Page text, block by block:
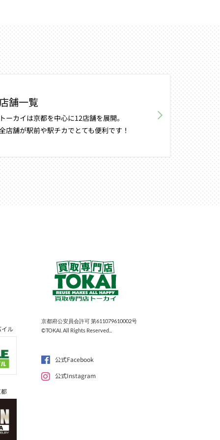
舗一覧
ーカイは京都を中心に12店舗を展開。
店舗が駅前や駅チカでとても便利です！
イル
京都府公安員会許可 第611079610002号
©TOKAI. All Rights Reserved...
公式Facebook
公式Instagram